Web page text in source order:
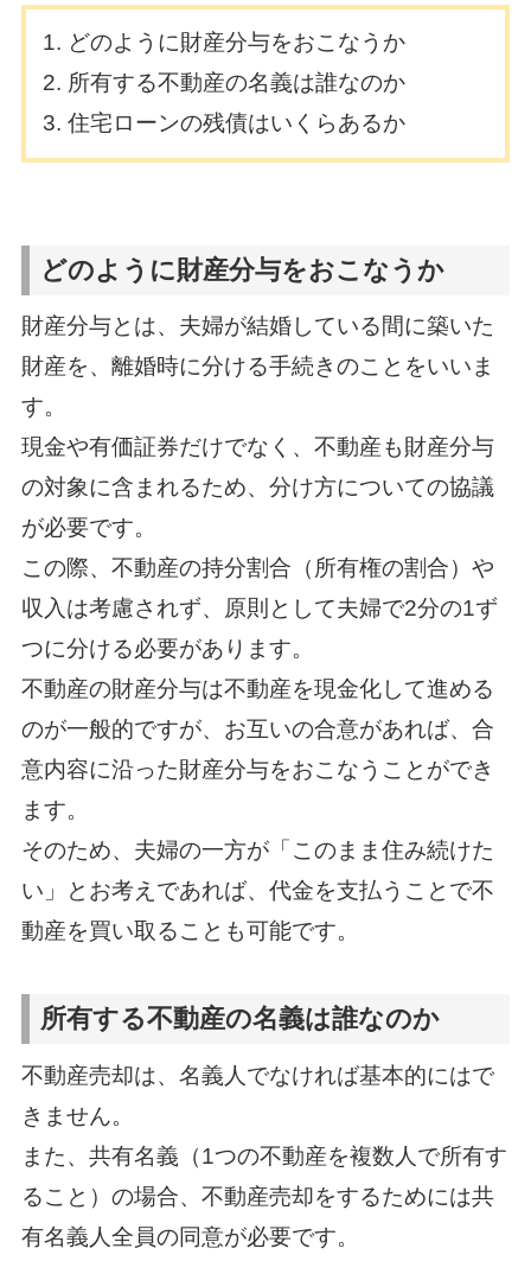
どのように財産分与をおこなうか
所有する不動産の名義は誰なのか
住宅ローンの残債はいくらあるか
どのように財産分与をおこなうか
財産分与とは、夫婦が結婚している間に築いた
財産を、離婚時に分ける手続きのことをいいま
す。
現金や有価証券だけでなく、不動産も財産分与
の対象に含まれるため、分け方についての協議
が必要です。
この際、不動産の持分割合（所有権の割合）や
収入は考慮されず、原則として夫婦で2分の1ず
つに分ける必要があります。
不動産の財産分与は不動産を現金化して進める
のが一般的ですが、お互いの合意があれば、合
意内容に沿った財産分与をおこなうことができ
ます。
そのため、夫婦の一方が「このまま住み続けた
い」とお考えであれば、代金を支払うことで不
動産を買い取ることも可能です。
所有する不動産の名義は誰なのか
不動産売却は、名義人でなければ基本的にはで
きません。
また、共有名義（1つの不動産を複数人で所有す
ること）の場合、不動産売却をするためには共
有名義人全員の同意が必要です。